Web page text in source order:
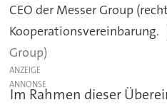
CEO der Messer Group
Kooperationsvereinbarung.
Group)
ANZEIGE
Im Rahmen dieser